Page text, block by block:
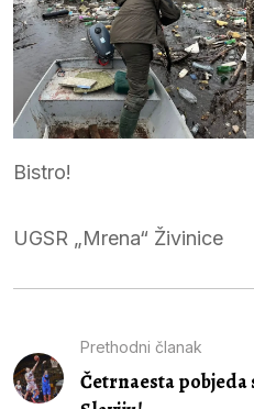
Bistro!
UGSR „Mrena“ Živinice
Prethodni članak
Četrnaesta pobjeda